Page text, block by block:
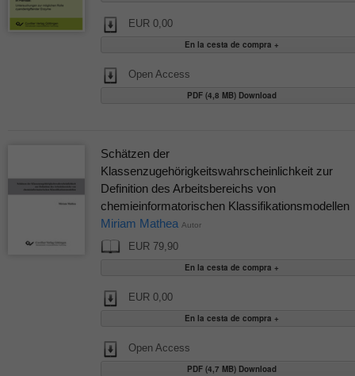
EUR 0,00
Open Access
PDF (4,8 MB) Download
Schätzen der
Klassenzugehörigkeitswahrscheinlichkeit zur
Definition des Arbeitsbereichs von
chemieinformatorischen Klassifikationsmodellen
Miriam Mathea Autor
EUR 79,90
EUR 0,00
Open Access
PDF (4,7 MB) Download